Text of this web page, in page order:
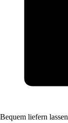
Bequem liefern lassen